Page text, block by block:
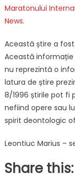
Maratonului
News.
Această știre a
Această
nu reprezintă o
latura de știre
8/1996 știrile pot fi
nefiind opere sau
spirit deontologic
Leontiuc Marius –
Share this: